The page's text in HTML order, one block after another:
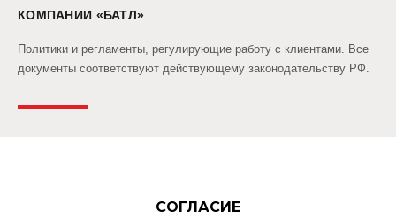
КОМПАНИИ «БАТЛ»
Политики и регламенты, регулирующие работу с клиентами. Все
документы соответствуют действующему законодательству РФ.
СОГЛАСИЕ